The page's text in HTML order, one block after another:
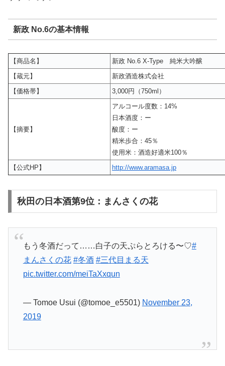
新政 No.6の基本情報
【商品名】
新政 No.6 X-Type 純米大吟醸
【蔵元】
新政酒造株式会社
【価格帯】
3,000円（750ml）
【摘要】
アルコール度数：14%
日本酒度：ー
酸度：ー
精米歩合：45％
使用米：酒造好適米100％
【公式HP】
http://www.aramasa.jp
秋田の日本酒第9位：まんさくの花
もう冬酒だって……白子の天ぷらとろける〜♡#
まんさくの花 #冬酒 #三代目まる天
pic.twitter.com/meiTaXxqun
— Tomoe Usui (@tomoe_e5501) November 23,
2019